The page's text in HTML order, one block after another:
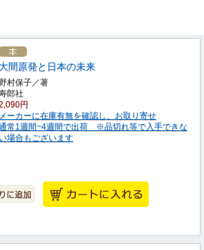
大間原発と日本の未来
村保子／著
郎社
円
メーカーに在庫有無を確認し、お取り寄せ
常1週間~4週間で出荷 ※品切れ等で入手できな
い場合もございます